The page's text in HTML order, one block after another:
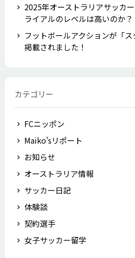
2025年オーストラリアサッカ
ライアルのレベルは高いのか？
フットボールアクションが「
掲載されました！
カテゴリー
FCニッポン
Maiko'sリポート
お知らせ
オーストラリア情報
サッカー日記
体験談
契約選手
女子サッカー留学